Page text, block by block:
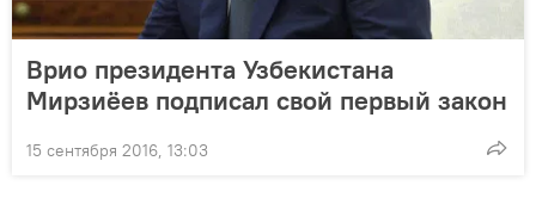
Врио президента Узбекистана
Мирзиёев подписал свой первый закон
15 сентября 2016, 13:03